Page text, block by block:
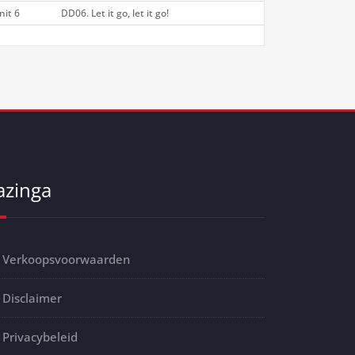
6 DD06. Let it go, let it go!
Verkoopsvoorwaarden
Disclaimer
Privacybeleid